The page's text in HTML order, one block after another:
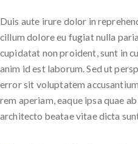
Duis aute irure dolor in
cillum dolore eu fugiat nulla
cupidatat non proident, sunt in
anim id est laborum. Sed ut
error sit voluptatem
rem aperiam, eaque ipsa quae
architecto beatae vitae dicta